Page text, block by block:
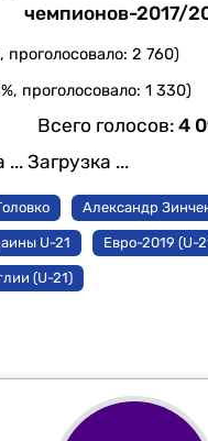
чемпионов-2017/
проголосовало: 2 760)
проголосовало: 1 330)
Всего голосов: 4
Загрузка ...
Александр
U-21 Евро-2019 (U-
(U-21)